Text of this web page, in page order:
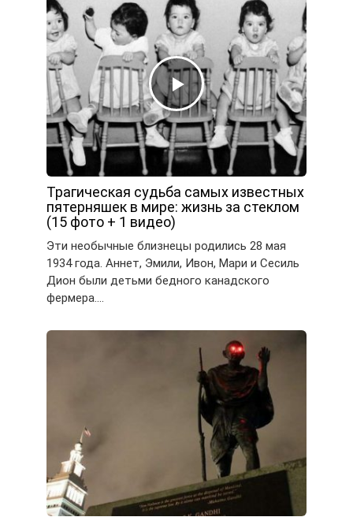
Трагическая судьба самых известных
пятерняшек в мире: жизнь за стеклом
(15 фото + 1 видео)
Эти необычные близнецы родились 28 мая
1934 года. Аннет, Эмили, Ивон, Мари и Сесиль
Дион были детьми бедного канадского
фермера….